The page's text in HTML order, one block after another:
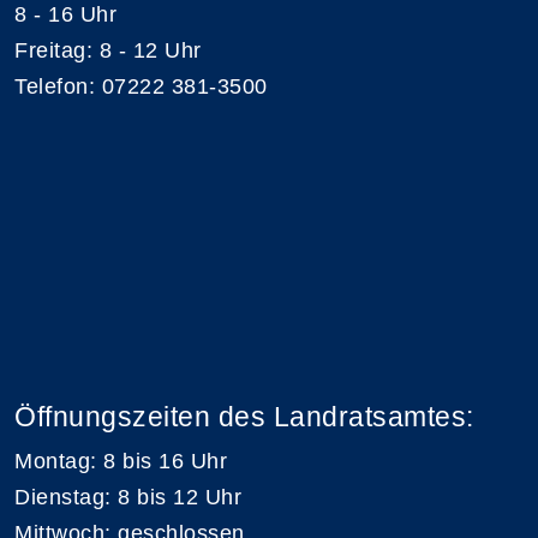
8 - 16 Uhr
Freitag: 8 - 12 Uhr
Telefon: 07222 381-3500
Öffnungszeiten des Landratsamtes:
Montag: 8 bis 16 Uhr
Dienstag: 8 bis 12 Uhr
Mittwoch: geschlossen